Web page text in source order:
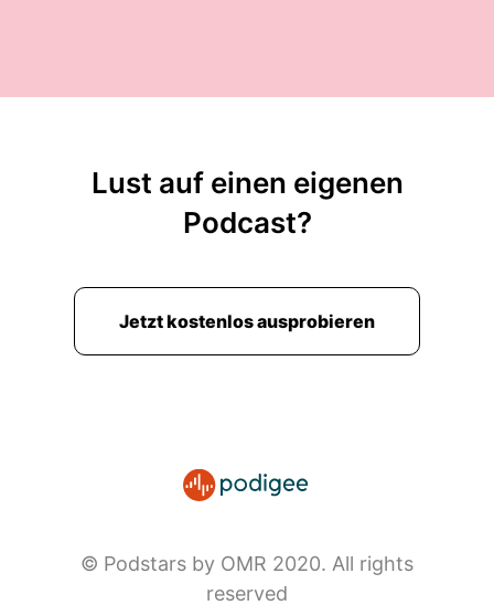
Lust auf einen eigenen
Podcast?
Jetzt kostenlos ausprobieren
© Podstars by OMR 2020. All rights
reserved